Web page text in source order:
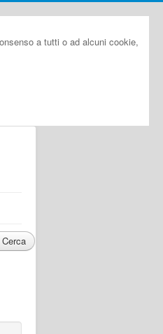
a tutti o ad alcuni cookie,
Cerca